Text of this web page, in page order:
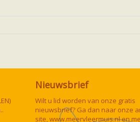
Nieuwsbrief
Wilt u lid worden van onze gratis
nieuwsbrief? Ga dan naar onze
site,www.meervleermuis.nlen